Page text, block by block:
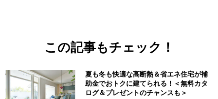
この記事もチェック！
夏も冬も快適な高断熱＆省エネ住宅が補
助金でおトクに建てられる！＜無料カタ
ログ＆プレゼントのチャンスも＞